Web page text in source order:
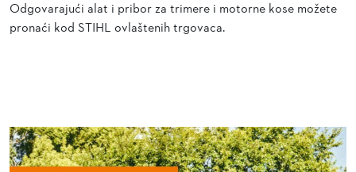
Odgovarajući alat i pribor za trimere i motorne kose možete
pronaći kod STIHL ovlaštenih trgovaca.